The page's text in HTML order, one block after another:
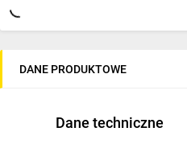
DANE PRODUKTOWE
Dane techniczne